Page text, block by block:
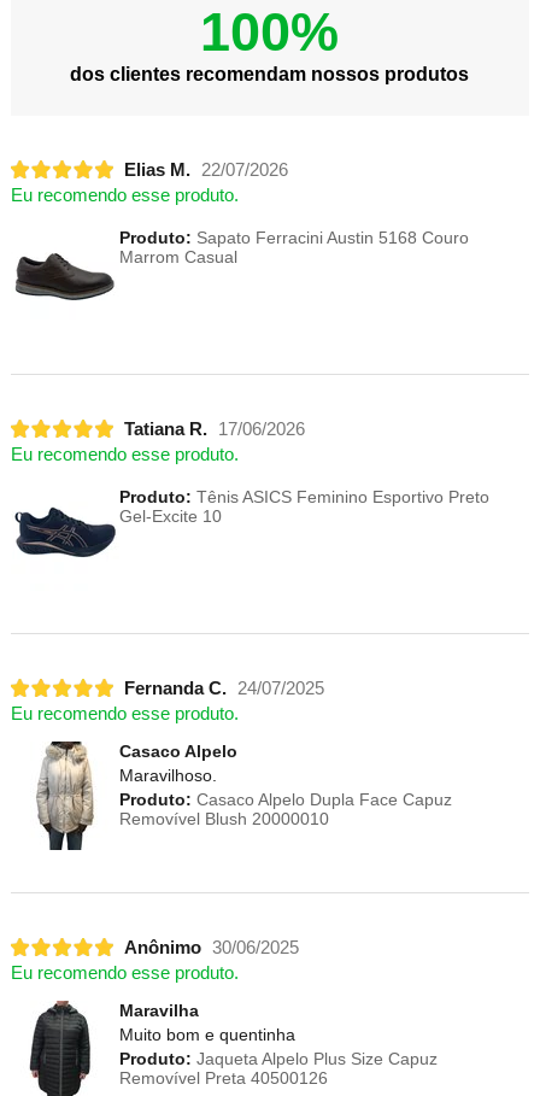
100%
dos clientes recomendam nossos produtos
Elias M.
22/07/2026
Eu recomendo esse produto.
Produto: Sapato Ferracini Austin 5168 Couro
Marrom Casual
Tatiana R.
17/06/2026
Eu recomendo esse produto.
Produto: Tênis ASICS Feminino Esportivo Preto
Gel-Excite 10
Fernanda C.
24/07/2025
Eu recomendo esse produto.
Casaco Alpelo
Maravilhoso.
Produto: Casaco Alpelo Dupla Face Capuz
Removível Blush 20000010
Anônimo 30/06/2025
Eu recomendo esse produto.
Maravilha
Muito bom e quentinha
Produto: Jaqueta Alpelo Plus Size Capuz
Removível Preta 40500126